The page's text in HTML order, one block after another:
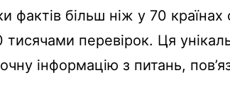
фактів більш ніж у 70
тисячами перевірок. Ця
інформацію з питань,